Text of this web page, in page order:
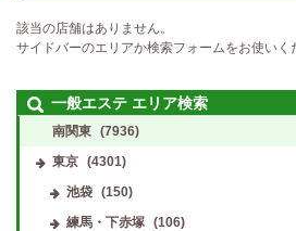
該当の店舗はありません。
サイドバーのエリアか検索フォームをお使いく
一般エステ エリア検索
南関東 (7936)
東京 (4301)
池袋
(150)
練馬・下赤塚
(106)